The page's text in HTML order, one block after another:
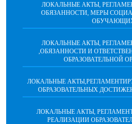
ЛОКАЛЬНЫЕ АКТЫ,
ОБЯЗАННОСТИ, МЕРЫ
ЛОКАЛЬНЫЕ АКТЫ,
,ОБЯЗАННОСТИ И
ОБРАЗОВАТЕЛЬНОЙ
ЛОКАЛЬНЫЕ
ОБРАЗОВАТЕЛЬНЫХ
ЛОКАЛЬНЫЕ АКТЫ,
РЕАЛИЗАЦИИ